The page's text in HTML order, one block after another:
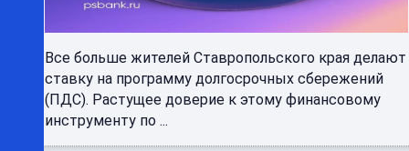
Все больше жителей Ставропольского края делают
ставку на программу долгосрочных сбережений
(ПДС). Растущее доверие к этому финансовому
инструменту по ...